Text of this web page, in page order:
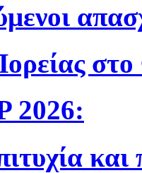
2026:
και